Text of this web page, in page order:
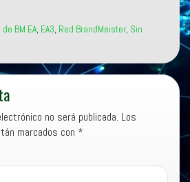
BM EA, EA3, Red BrandMeister, Sin
no será publicada. Los
marcados con *